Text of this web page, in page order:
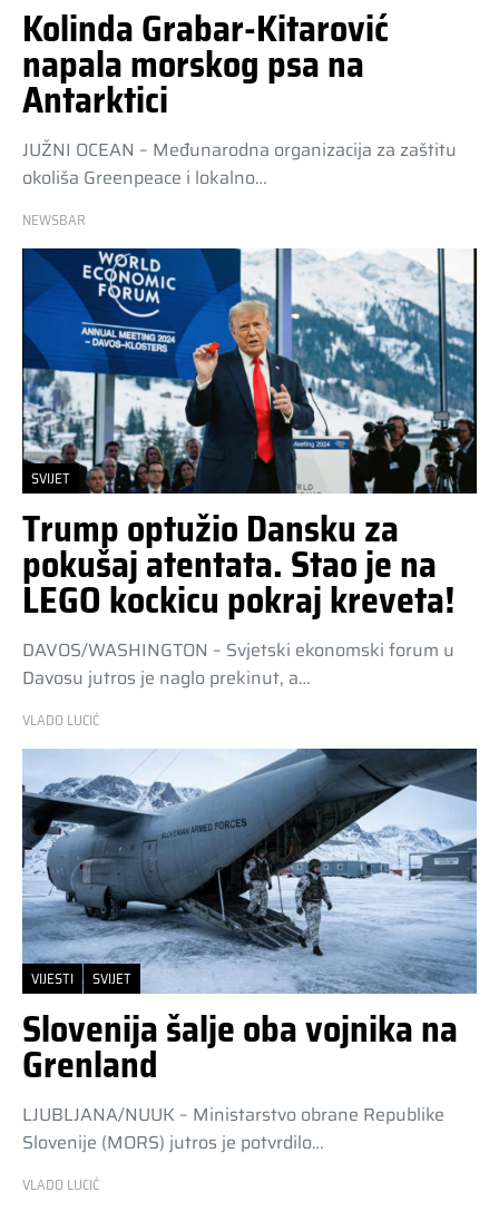
Kolinda Grabar-Kitarović
napala morskog psa na
Antarktici
JUŽNI OCEAN – Međunarodna organizacija za zaštitu
okoliša Greenpeace i lokalno…
NEWSBAR
SVIJET
Trump optužio Dansku za
pokušaj atentata. Stao je na
LEGO kockicu pokraj kreveta!
DAVOS/WASHINGTON – Svjetski ekonomski forum u
Davosu jutros je naglo prekinut, a…
VLADO LUCIĆ
VIJESTI SVIJET
Slovenija šalje oba vojnika na
Grenland
LJUBLJANA/NUUK – Ministarstvo obrane Republike
Slovenije (MORS) jutros je potvrdilo…
VLADO LUCIĆ